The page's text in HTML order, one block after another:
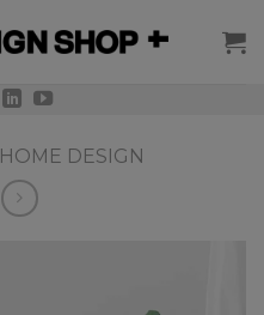
HOME DESIGN